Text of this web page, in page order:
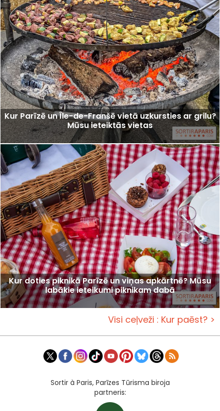
Kur Parīzē un Île-de-Franšē vietā uzkursties ar grilu?
Mūsu ieteiktās vietas
Kur doties piknikā Parīzē un viņas apkārtnē? Mūsu
labākie ieteikumi piknikam dabā
Visi ceļveži : Kur paēst? >
Sortir à Paris, Parīzes Tūrisma biroja
partneris: